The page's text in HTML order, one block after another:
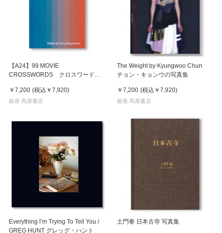
【A24】99 MOVIE
CROSSWORDS クロスワード・
￥7,200 (税込 ￥7,920)
銀座 蔦屋書店
The Weight by Kyungwoo Chun
チョン・キョンウの写真集
￥7,200 (税込 ￥7,920)
銀座 蔦屋書店
Everything I’m Trying To Tell You /
GREG HUNT グレッグ・ハント
土門拳 日本古寺 写真集